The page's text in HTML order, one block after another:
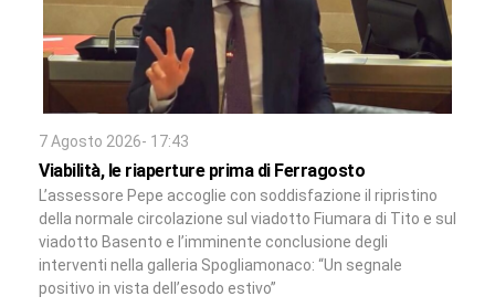
7 Agosto 2026- 17:43
Viabilità, le riaperture prima di Ferragosto
L’assessore Pepe accoglie con soddisfazione il ripristino
della normale circolazione sul viadotto Fiumara di Tito e sul
viadotto Basento e l’imminente conclusione degli
interventi nella galleria Spogliamonaco: “Un segnale
positivo in vista dell’esodo estivo”